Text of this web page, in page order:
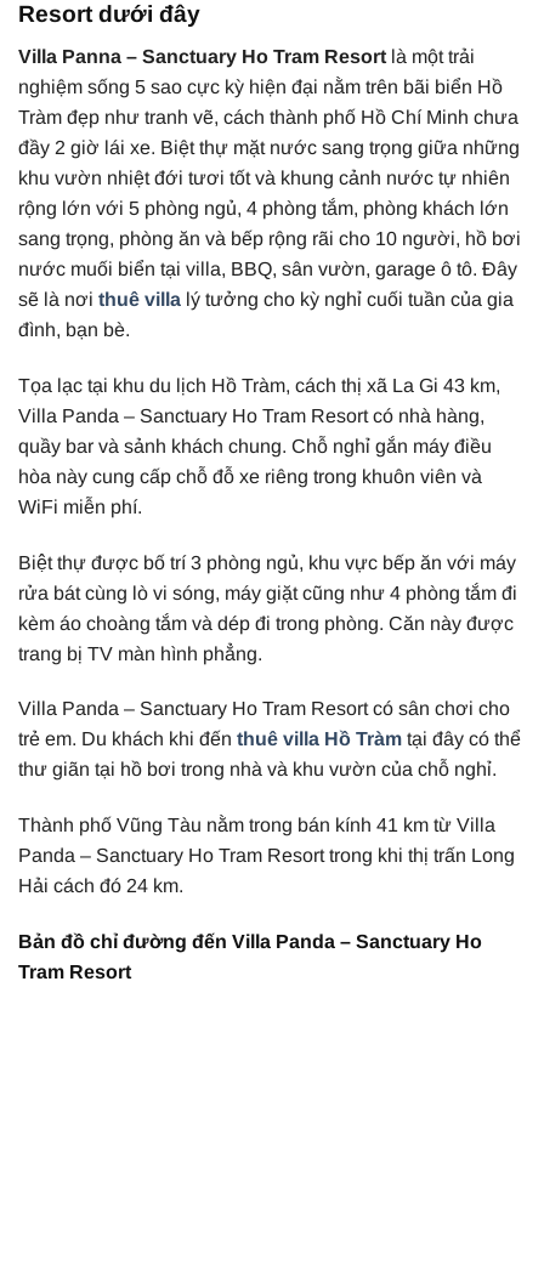
Resort dưới đây
Villa Panna – Sanctuary Ho Tram Resort là một trải
nghiệm sống 5 sao cực kỳ hiện đại nằm trên bãi biển Hồ
Tràm đẹp như tranh vẽ, cách thành phố Hồ Chí Minh chưa
đầy 2 giờ lái xe. Biệt thự mặt nước sang trọng giữa những
khu vườn nhiệt đới tươi tốt và khung cảnh nước tự nhiên
rộng lớn với 5 phòng ngủ, 4 phòng tắm, phòng khách lớn
sang trọng, phòng ăn và bếp rộng rãi cho 10 người, hồ bơi
nước muối biển tại villa, BBQ, sân vườn, garage ô tô. Đây
sẽ là nơi thuê villa lý tưởng cho kỳ nghỉ cuối tuần của gia
đình, bạn bè.
Tọa lạc tại khu du lịch Hồ Tràm, cách thị xã La Gi 43 km,
Villa Panda – Sanctuary Ho Tram Resort có nhà hàng,
quầy bar và sảnh khách chung. Chỗ nghỉ gắn máy điều
hòa này cung cấp chỗ đỗ xe riêng trong khuôn viên và
WiFi miễn phí.
Biệt thự được bố trí 3 phòng ngủ, khu vực bếp ăn với máy
rửa bát cùng lò vi sóng, máy giặt cũng như 4 phòng tắm đi
kèm áo choàng tắm và dép đi trong phòng. Căn này được
trang bị TV màn hình phẳng.
Villa Panda – Sanctuary Ho Tram Resort có sân chơi cho
trẻ em. Du khách khi đến thuê villa Hồ Tràm tại đây có thể
thư giãn tại hồ bơi trong nhà và khu vườn của chỗ nghỉ.
Thành phố Vũng Tàu nằm trong bán kính 41 km từ Villa
Panda – Sanctuary Ho Tram Resort trong khi thị trấn Long
Hải cách đó 24 km.
Bản đồ chỉ đường đến Villa Panda – Sanctuary Ho
Tram Resort